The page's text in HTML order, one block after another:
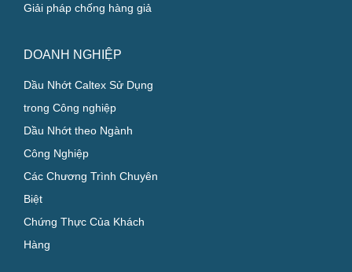
Giải pháp chống hàng giả
DOANH NGHIỆP
Dầu Nhớt Caltex Sử Dụng
trong Công nghiệp
Dầu Nhớt theo Ngành
Công Nghiệp
Các Chương Trình Chuyên
Biệt
Chứng Thực Của Khách
Hàng